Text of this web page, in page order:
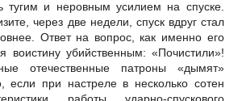
тугим и неровным усилием на спуске.
через две недели, спуск вдруг стал
Ответ на вопрос, как именно его
воистину убийственным: «Почистили»!
отечественные патроны «дымят»
если при настреле в несколько сотен